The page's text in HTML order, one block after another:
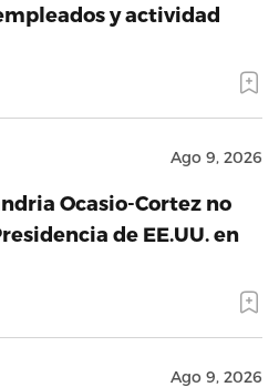
y actividad
Ago 9, 2026
Ocasio-Cortez no
de EE.UU. en
Ago 9, 2026